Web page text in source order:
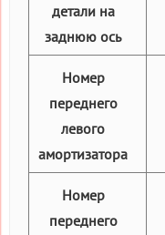
детали на
заднюю ось
Номер
переднего
левого
амортизатора
Номер
переднего